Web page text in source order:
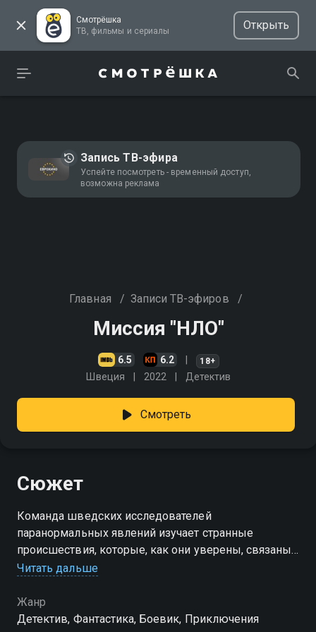
Смотрёшка
ТВ, фильмы и сериалы
Открыть
Запись ТВ-эфира
Успейте посмотреть - временный доступ,
возможна реклама
Главная / Записи ТВ-эфиров /
Миссия "НЛО"
6.5 6.2 18+
Швеция 2022 Детектив
Смотреть
Сюжет
Команда шведских исследователей
паранормальных явлений изучает странные
происшествия, которые, как они уверены, связаны с
визитами внеземных существ. Однажды к ним
прошлым, живущая у приёмных родителей. Она
твёрдо убеждена: её биологического отца забрали
Читать дальше
Жанр
Детектив, Фантастика, Боевик, Приключения